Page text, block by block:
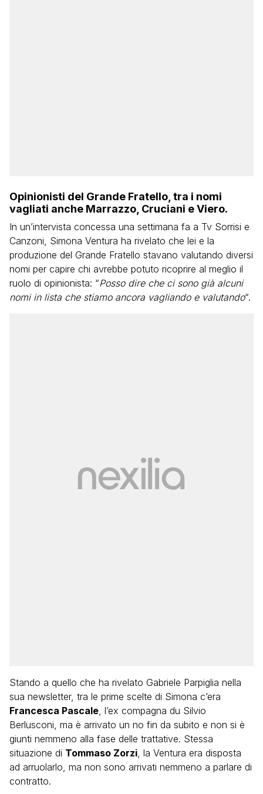
Opinionisti del Grande Fratello, tra i nomi
vagliati anche Marrazzo, Cruciani e Viero.
In un’intervista concessa una settimana fa a Tv Sorrisi e
Canzoni, Simona Ventura ha rivelato che lei e la
produzione del Grande Fratello stavano valutando diversi
nomi per capire chi avrebbe potuto ricoprire al meglio il
ruolo di opinionista: “Posso dire che ci sono già alcuni
nomi in lista che stiamo ancora vagliando e valutando“.
Stando a quello che ha rivelato Gabriele Parpiglia nella
sua newsletter, tra le prime scelte di Simona c’era
Francesca Pascale, l’ex compagna du Silvio
Berlusconi, ma è arrivato un no fin da subito e non si è
giunti nemmeno alla fase delle trattative. Stessa
situazione di Tommaso Zorzi, la Ventura era disposta
ad arruolarlo, ma non sono arrivati nemmeno a parlare di
contratto.